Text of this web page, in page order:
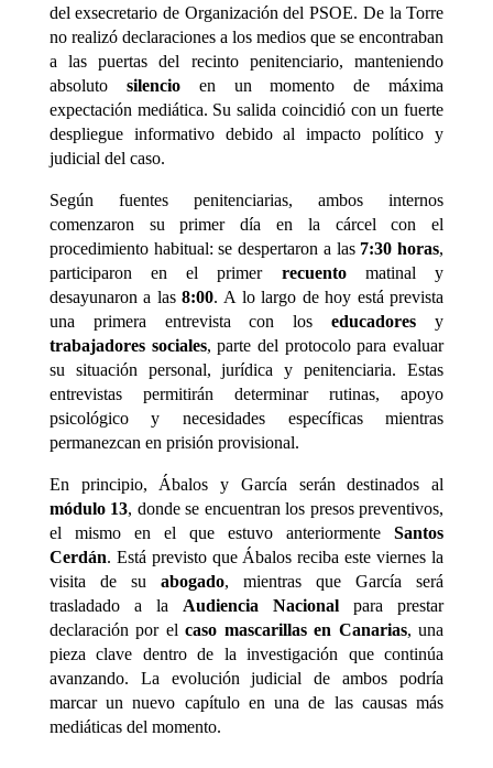
del exsecretario de Organización del PSOE. De la Torre
no realizó declaraciones a los medios que se encontraban
a las puertas del recinto penitenciario, manteniendo
absoluto silencioen un momento de máxima
expectación mediática. Su salida coincidió con un fuerte
despliegue informativo debido al impacto político y
judicial del caso.
Según fuentes penitenciarias, ambos internos
comenzaron su primer día en la cárcel con el
procedimiento habitual: se despertaron a las 7:30 horas,
participaron en el primer recuentomatinal y
desayunaron a las8:00. A lo largo de hoy está prevista
una primera entrevista con loseducadores y
trabajadores sociales, parte del protocolo para evaluar
su situación personal, jurídica y penitenciaria. Estas
entrevistas permitirán determinar rutinas, apoyo
psicológico y necesidades específicas mientras
permanezcan en prisión provisional.
En principio, Ábalos y García serán destinados al
módulo 13, donde se encuentran los presos preventivos,
el mismo en el que estuvo anteriormenteSantos
Cerdán. Está previsto que Ábalos reciba este viernes la
visita de su abogado, mientras que García será
trasladado a la Audiencia Nacional para prestar
declaración por elcaso mascarillas en Canarias, una
pieza clave dentro de la investigación que continúa
avanzando. La evolución judicial de ambos podría
marcar un nuevo capítulo en una de las causas más
mediáticas del momento.